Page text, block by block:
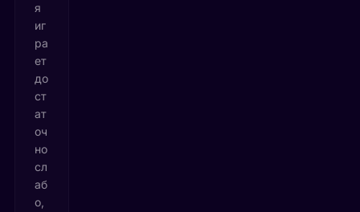
я
иг
ра
ет
до
ст
ат
оч
но
сл
аб
о,